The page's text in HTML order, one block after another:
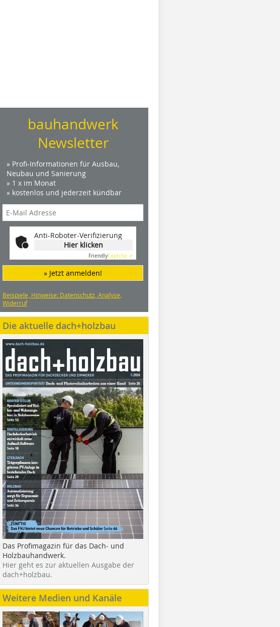
bauhandwerk
Newsletter
» Profi-Informationen für Ausbau,
Neubau und Sanierung
» 1 x im Monat
» kostenlos und jederzeit kündbar
Anti-Roboter-Verifizierung
Hier klicken
FriendlyCaptcha ⇗
» Jetzt anmelden!
Beispiele, Hinweise: Datenschutz, Analyse,
Widerruf
Die aktuelle dach+holzbau
Das Profimagazin für das Dach- und
Holzbauhandwerk.
Hier geht es zur aktuellen Ausgabe der
dach+holzbau.
Weitere Medien und Kanäle